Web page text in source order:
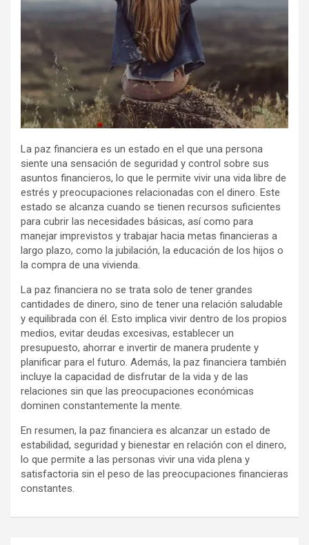
La paz financiera es un estado en el que una persona
siente una sensación de seguridad y control sobre sus
asuntos financieros, lo que le permite vivir una vida libre de
estrés y preocupaciones relacionadas con el dinero. Este
estado se alcanza cuando se tienen recursos suficientes
para cubrir las necesidades básicas, así como para
manejar imprevistos y trabajar hacia metas financieras a
largo plazo, como la jubilación, la educación de los hijos o
la compra de una vivienda.
La paz financiera no se trata solo de tener grandes
cantidades de dinero, sino de tener una relación saludable
y equilibrada con él. Esto implica vivir dentro de los propios
medios, evitar deudas excesivas, establecer un
presupuesto, ahorrar e invertir de manera prudente y
planificar para el futuro. Además, la paz financiera también
incluye la capacidad de disfrutar de la vida y de las
relaciones sin que las preocupaciones económicas
dominen constantemente la mente.
En resumen, la paz financiera es alcanzar un estado de
estabilidad, seguridad y bienestar en relación con el dinero,
lo que permite a las personas vivir una vida plena y
satisfactoria sin el peso de las preocupaciones financieras
constantes.